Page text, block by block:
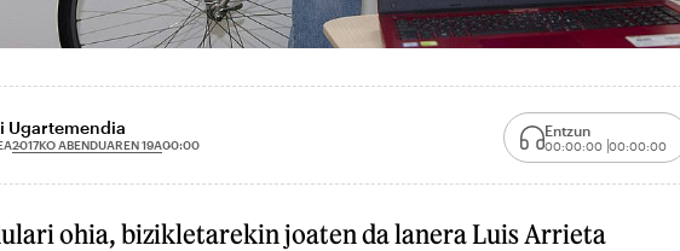
Ugartemendia
2017KO ABENDUAREN 19A00:00
Entzun
00:00:00 00:00:00
ohia, bizikletarekin joaten da lanera Luis Arrieta